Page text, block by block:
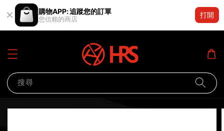
購物APP: 追蹤您的訂單
您信賴的商店
打開
搜尋